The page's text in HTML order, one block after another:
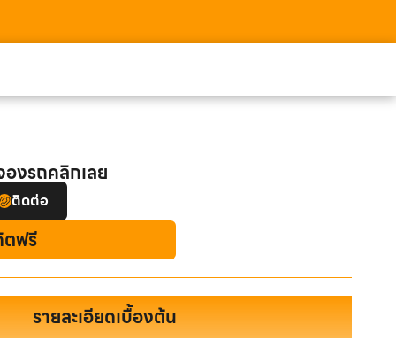
งรถคลิกเลย
ติดต่อ
ตฟรี
รายละเอียดเบื้องต้น